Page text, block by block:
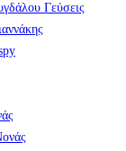
Γεύσεις